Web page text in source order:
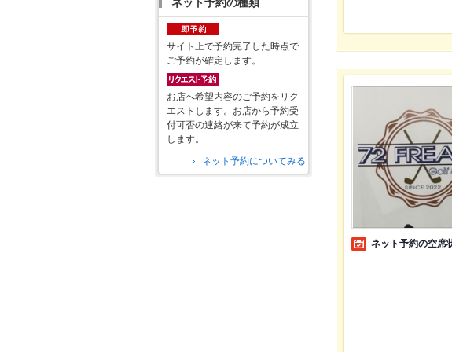
ネット予約の種類
サイト上で予約完了した時点で
ご予約が確定します。
お店へ希望内容のご予約をリク
エストします。お店から予約受
付可否の連絡が来て予約が成立
します。
ネット予約についてみる
ネット予約の空席